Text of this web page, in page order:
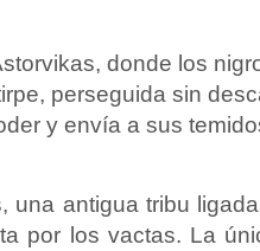
donde los
perseguida sin
y envía a sus
una antigua tribu
por los vactas. La